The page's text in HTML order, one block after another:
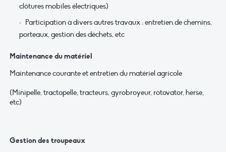
clôtures mobiles électriques)
Participation à divers autres travaux : entretien de chemins,
porteaux, gestion des déchets, etc
Maintenance du matériel
Maintenance courante et entretien du matériel agricole
(Minipelle, tractopelle, tracteurs, gyrobroyeur, rotovator, herse,
etc)
Gestion des troupeaux